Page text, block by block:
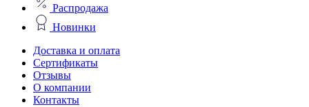
Распродажа
Новинки
Доставка и оплата
Сертификаты
Отзывы
О компании
Контакты